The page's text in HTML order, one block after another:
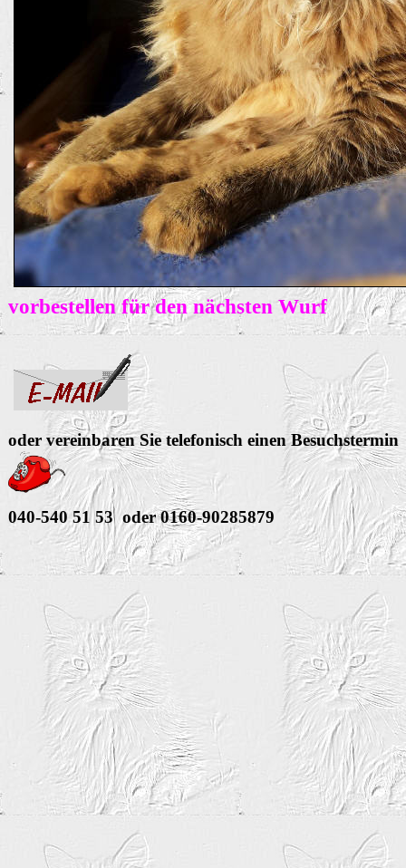
vorbestellen für den nächsten Wurf
oder vereinbaren Sie telefonisch einen Besuchstermin
040-540 51 53 oder 0160-90285879